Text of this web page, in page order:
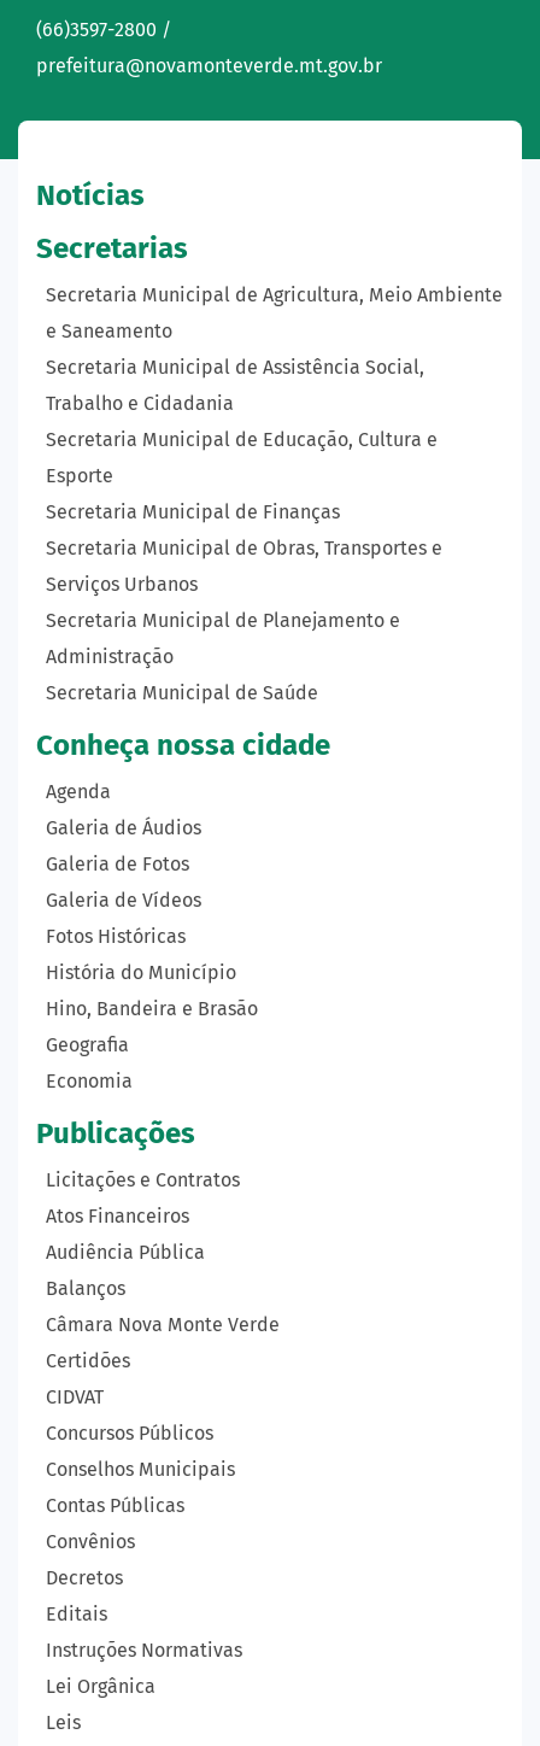
(66)3597-2800 /
prefeitura@novamonteverde.mt.gov.br
Notícias
Secretarias
Secretaria Municipal de Agricultura, Meio Ambiente
e Saneamento
Secretaria Municipal de Assistência Social,
Trabalho e Cidadania
Secretaria Municipal de Educação, Cultura e
Esporte
Secretaria Municipal de Finanças
Secretaria Municipal de Obras, Transportes e
Serviços Urbanos
Secretaria Municipal de Planejamento e
Administração
Secretaria Municipal de Saúde
Conheça nossa cidade
Agenda
Galeria de Áudios
Galeria de Fotos
Galeria de Vídeos
Fotos Históricas
História do Município
Hino, Bandeira e Brasão
Geografia
Economia
Publicações
Licitações e Contratos
Atos Financeiros
Audiência Pública
Balanços
Câmara Nova Monte Verde
Certidões
CIDVAT
Concursos Públicos
Conselhos Municipais
Contas Públicas
Convênios
Decretos
Editais
Instruções Normativas
Lei Orgânica
Leis